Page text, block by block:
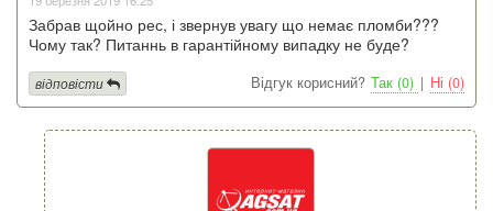
Забрав щойно рес, і звернув увагу що немає пломби???
Чому так? Питаннь в гарантійному випадку не буде?
Відгук корисний? Так (0) | Ні (0)
відповісти